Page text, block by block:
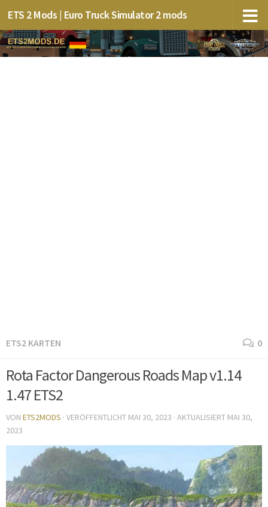
ETS 2 Mods | Euro Truck Simulator 2 mods
ETS2 KARTEN 0
Rota Factor Dangerous Roads Map v1.14
1.47 ETS2
VON ETS2MODS · VERÖFFENTLICHT MAI 30, 2023 · AKTUALISIERT MAI 30,
2023